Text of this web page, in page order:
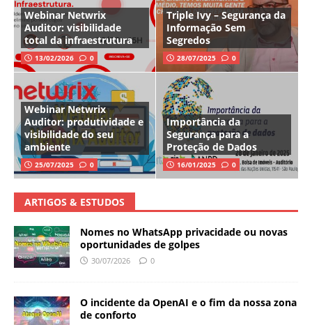
Webinar Netwrix
Auditor: visibilidade
total da infraestrutura
13/02/2026 0
Triple Ivy – Segurança da
Informação Sem
Segredos
28/07/2025 0
Webinar Netwrix
Auditor: produtividade e
visibilidade do seu
ambiente
25/07/2025 0
Importância da
Segurança para a
Proteção de Dados
16/01/2025 0
ARTIGOS & ESTUDOS
Nomes no WhatsApp privacidade ou novas
oportunidades de golpes
30/07/2026 0
O incidente da OpenAI e o fim da nossa zona
de conforto